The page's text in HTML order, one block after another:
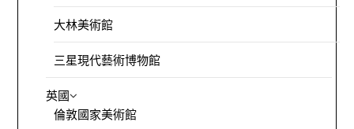
大林美術館
三星現代藝術博物館
英國
倫敦國家美術館